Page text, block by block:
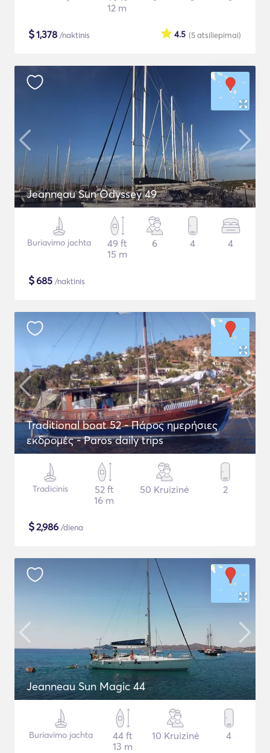
12 m
$1,378 /naktinis (5atsiliepimai)
4.5
Jeanneau Sun Odyssey 49
Buriavimo jachta
49 ft
15 m
6 4 4
$685 /naktinis
Traditional boat 52 - Πάρος ημερήσιες
εκδρομές - Paros daily trips
Tradicinis
52 ft
16 m
50 Kruizinė 2
$2,986 /diena
Jeanneau Sun Magic 44
Buriavimo jachta
44 ft
13 m
10 Kruizinė 4